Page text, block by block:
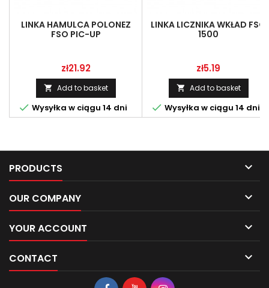
LINKA HAMULCA POLONEZ
FSO PIC-UP
Price
zł21.92
 Add to basket
 Wysyłka w ciągu 14 dni
LINKA LICZNIKA WKŁAD FSO
1500
Price
zł5.19
 Add to basket
 Wysyłka w ciągu 14 dni
PRODUCTS 
OUR COMPANY 
YOUR ACCOUNT 
CONTACT 